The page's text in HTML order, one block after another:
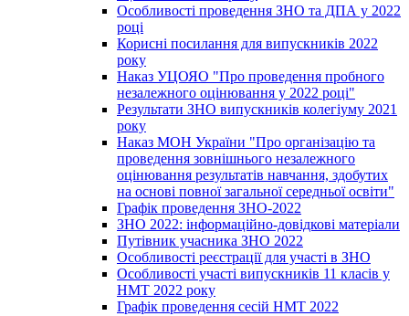
Особливості проведення ЗНО та ДПА у 2022
році
Корисні посилання для випускників 2022
року
Наказ УЦОЯО "Про проведення пробного
незалежного оцінювання у 2022 році"
Результати ЗНО випускників колегіуму 2021
року
Наказ МОН України "Про організацію та
проведення зовнішнього незалежного
оцінювання результатів навчання, здобутих
на основі повної загальної середньої освіти"
Графік проведення ЗНО-2022
ЗНО 2022: інформаційно-довідкові матеріали
Путівник учасника ЗНО 2022
Особливості реєстрації для участі в ЗНО
Особливості участі випускників 11 класів у
НМТ 2022 року
Графік проведення сесій НМТ 2022